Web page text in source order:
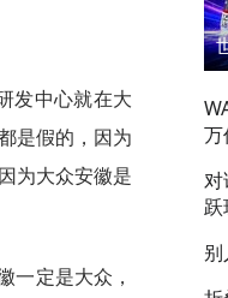
发中心就在大
是假的，因为
为大众安徽是
一定是大众，
万
对
跃